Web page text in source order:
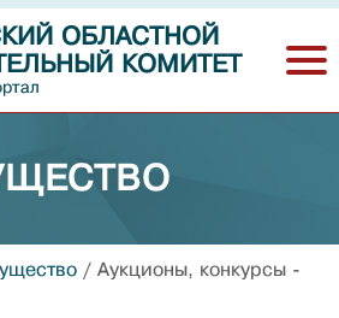
ОБЛАСТНОЙ
КОМИТЕТ
/ Аукционы, конкурсы -